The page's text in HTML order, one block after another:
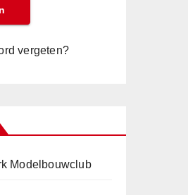
vergeten?
Modelbouwclub